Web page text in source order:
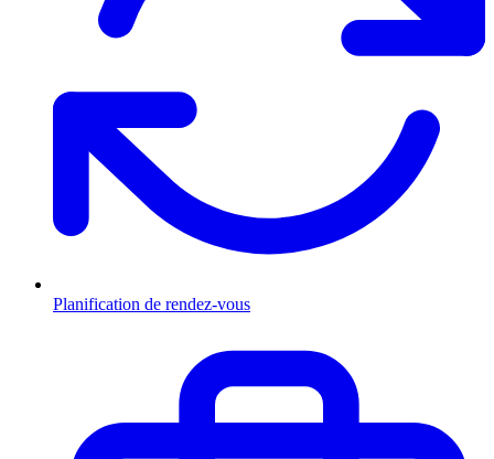
Planification de rendez-vous